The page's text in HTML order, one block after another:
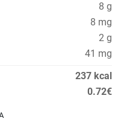
8 g
8 mg
2 g
41 mg
237 kcal
0.72€